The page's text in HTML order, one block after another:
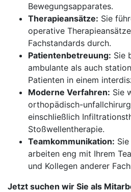
Bewegungsapparates.
Therapieansätze: Sie
operative
Fachstandards durch.
Patientenbetreuung: Sie
ambulante als auch
Patienten in einem
Moderne Verfahren: Sie
orthopädisch-
einschließlich
Stoßwellentherapie.
Teamkommunikation:
arbeiten eng mit Ihrem
und Kollegen anderer
Jetzt suchen wir Sie als